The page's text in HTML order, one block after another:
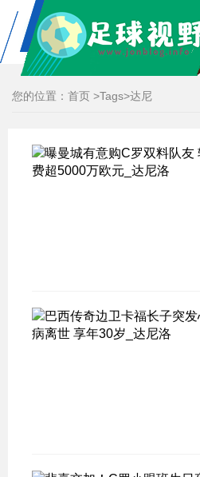
您的位置： 首页 >Tags>达尼